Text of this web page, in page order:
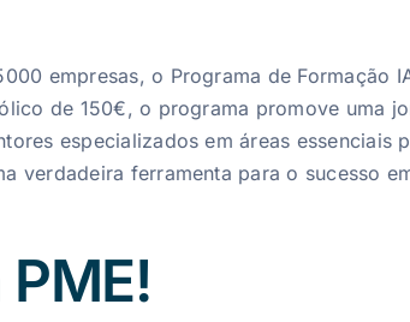
empresas, o Programa de Formação
de 150€, o programa promove uma
especializados em áreas essenciais
verdadeira ferramenta para o sucesso